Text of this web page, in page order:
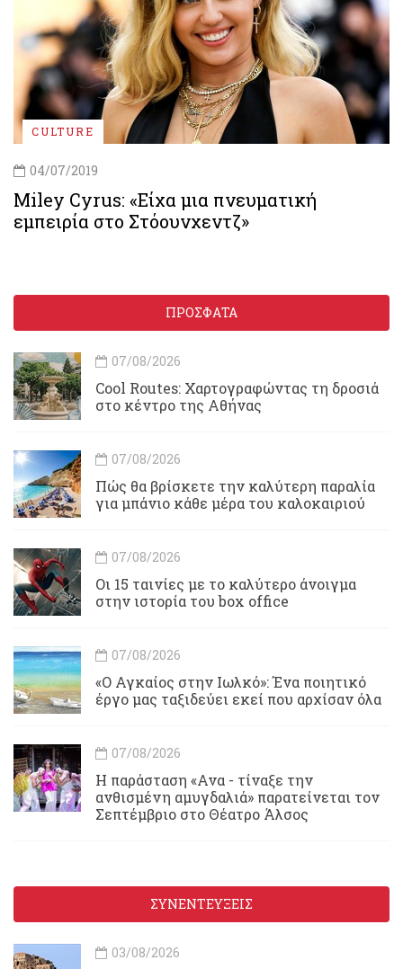
CULTURE
04/07/2019
Miley Cyrus: «Είχα μια πνευματική
εμπειρία στο Στόουνχεντζ»
ΠΡΟΣΦΑΤΑ
07/08/2026
Cool Routes: Χαρτογραφώντας τη δροσιά
στο κέντρο της Αθήνας
07/08/2026
Πώς θα βρίσκετε την καλύτερη παραλία
για μπάνιο κάθε μέρα του καλοκαιριού
07/08/2026
Οι 15 ταινίες με το καλύτερο άνοιγμα
στην ιστορία του box office
07/08/2026
«Ο Αγκαίος στην Ιωλκό»: Ένα ποιητικό
έργο μας ταξιδεύει εκεί που αρχίσαν όλα
07/08/2026
Η παράσταση «Ανα - τίναξε την
ανθισμένη αμυγδαλιά» παρατείνεται τον
Σεπτέμβριο στο Θέατρο Άλσος
ΣΥΝΕΝΤΕΥΞΕΙΣ
03/08/2026